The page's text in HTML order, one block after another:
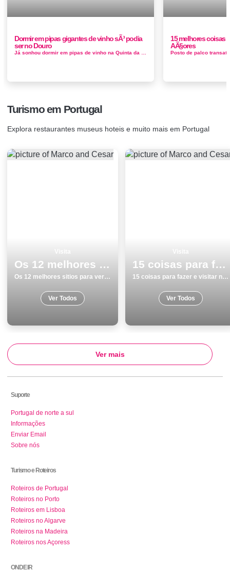
Dormir em pipas gigantes de vinho sÃ³ podia
ser no Douro
Já sonhou dormir em pipas de vinho na Quinta da Pacheca. Eis a sua oportunidade. Alguma vez lhe passou pela cabeça que seria poss&i...
15 melhores coisas
AÃ§ores
Turismo em Portugal
Explora restaurantes museus hoteis e muito mais em Portugal
Os 12 melhores sitios para ver e visitar em Viana do Castelo
Os 12 melhores sitios para ver e visitar em Viana do Castelo
Ver Todos
15 coisas para fazer e visitar no inverno em Aveiro
15 coisas para fazer e visitar no inverno em Aveiro
Ver Todos
Ver mais
Suporte
Portugal de norte a sul
Informações
Enviar Email
Sobre nós
Turismo e Roteiros
Roteiros de Portugal
Roteiros no Porto
Roteiros em Lisboa
Roteiros no Algarve
Roteiros na Madeira
Roteiros nos Açoress
ONDE IR